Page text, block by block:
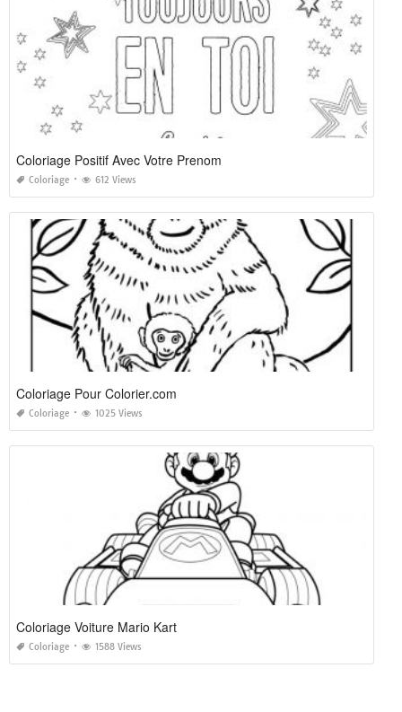
Coloriage Positif Avec Votre Prenom
Coloriage 612 Views
Coloriage Pour Colorier.com
Coloriage 1025 Views
Coloriage Voiture Mario Kart
Coloriage 1588 Views